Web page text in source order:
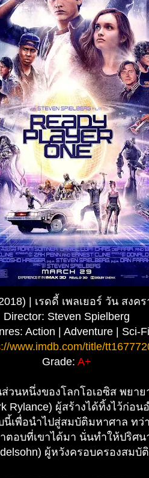
| เรดดี้ เพลเยอร์ วัน สงค
Director: Steven Spielberg
Action | Adventure | Sci-Fi
www.imdb.com/title/
Grade: A+
ส่วนหนึ่งของโลกโอเอซิส พยา
ผู้สร้างได้ทิ้งไว้ก่อน
เพื่อนำไปสู่สมบัติมหาศาล ทว่
ตอบที่เขาได้มา นั่นทำให้ปริศ
ผู้หวังครอบครองสมบั